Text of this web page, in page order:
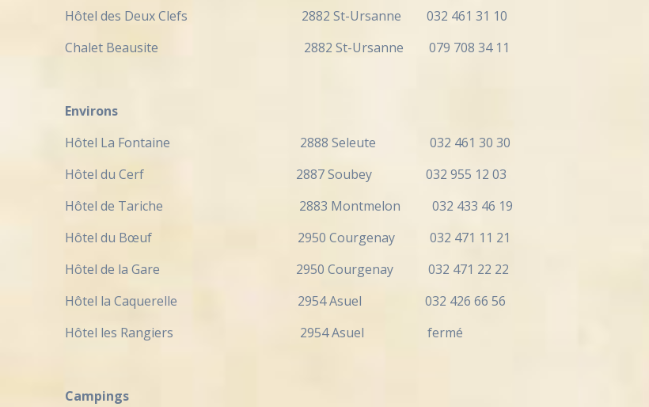
Hôtel des Deux Clefs 2882 St-Ursanne 032 461 31 10
Chalet Beausite 2882 St-Ursanne 079 708 34 11
Environs
Hôtel La Fontaine 2888 Seleute 032 461 30 30
Hôtel du Cerf 2887 Soubey 032 955 12 03
Hôtel de Tariche 2883 Montmelon 032 433 46 19
Hôtel du Bœuf 2950 Courgenay 032 471 11 21
Hôtel de la Gare 2950 Courgenay 032 471 22 22
Hôtel la Caquerelle 2954 Asuel 032 426 66 56
Hôtel les Rangiers 2954 Asuel fermé
Campings